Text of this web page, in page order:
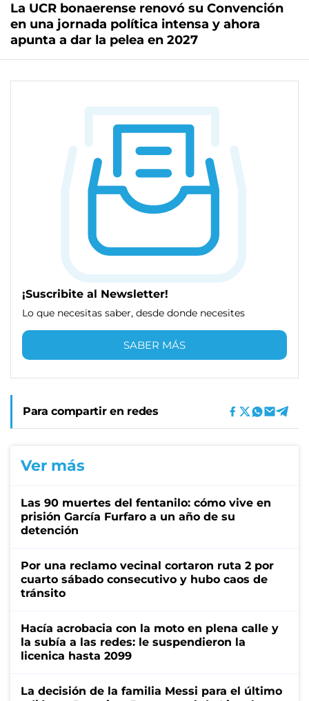
La UCR bonaerense renovó su Convención
en una jornada política intensa y ahora
apunta a dar la pelea en 2027
¡Suscribite al Newsletter!
Lo que necesitas saber, desde donde necesites
SABER MÁS
Para compartir en redes
Ver más
Las 90 muertes del fentanilo: cómo vive en
prisión García Furfaro a un año de su
detención
Por una reclamo vecinal cortaron ruta 2 por
cuarto sábado consecutivo y hubo caos de
tránsito
Hacía acrobacia con la moto en plena calle y
la subía a las redes: le suspendieron la
licenica hasta 2099
La decisión de la familia Messi para el último